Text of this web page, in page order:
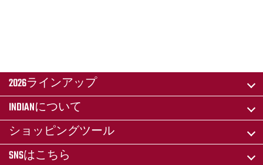
2026ラインアップ
INDIANについて
ショッピングツール
SNSはこちら